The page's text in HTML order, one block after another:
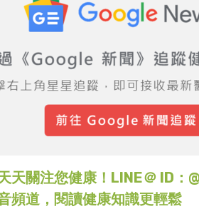
天關注您健康！LINE＠ ID
頻道，閱讀健康知識更輕鬆